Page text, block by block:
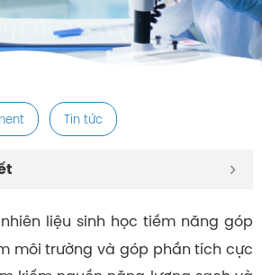
Tin tức
liệu sinh học tiềm năng góp
môi trường và góp phần tích cực